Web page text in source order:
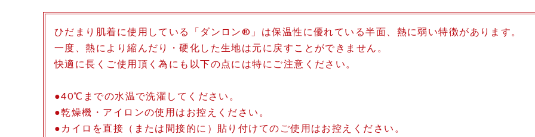
ひだまり肌着に使用している「ダンロン®」は保温性に優れている半面、熱に弱い特徴があります。
一度、熱により縮んだり・硬化した生地は元に戻すことができません。
快適に長くご使用頂く為にも以下の点には特にご注意ください。
●40℃までの水温で洗濯してください。
●乾燥機・アイロンの使用はお控えください。
●カイロを直接（または間接的に）貼り付けてのご使用はお控えください。